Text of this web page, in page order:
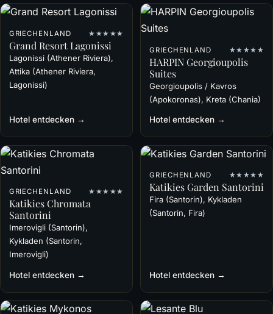
GRIECHENLAND ★★★★★
Grand Resort Lagonissi
Lagonissi (Athener Riviera),
Attika (Athener Riviera,
Lagonissi)
Hotel entdecken →
GRIECHENLAND ★★★★★
HARPIN Georgioupolis
Suites
Georgioupolis / Kavros
(Apokoronas), Kreta (Chania)
Hotel entdecken →
GRIECHENLAND ★★★★★
Katikies Chromata
Santorini
Imerovigli (Santorin),
Kykladen (Santorin,
Imerovigli)
Hotel entdecken →
GRIECHENLAND ★★★★★
Katikies Garden Santorini
Fira (Santorin), Kykladen
(Santorin, Fira)
Hotel entdecken →